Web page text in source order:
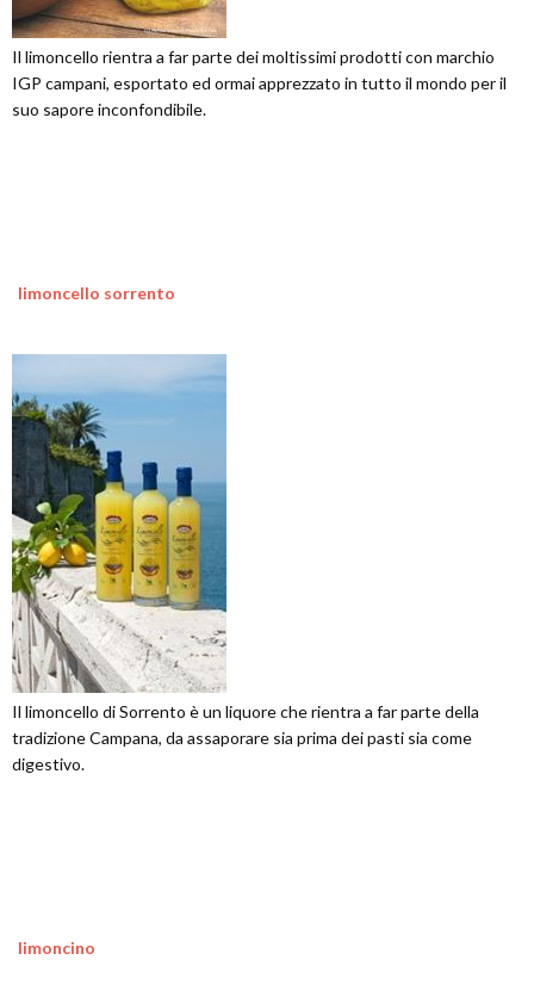
Il limoncello rientra a far parte dei moltissimi prodotti con marchio
IGP campani, esportato ed ormai apprezzato in tutto il mondo per il
suo sapore inconfondibile.
limoncello sorrento
Il limoncello di Sorrento è un liquore che rientra a far parte della
tradizione Campana, da assaporare sia prima dei pasti sia come
digestivo.
limoncino